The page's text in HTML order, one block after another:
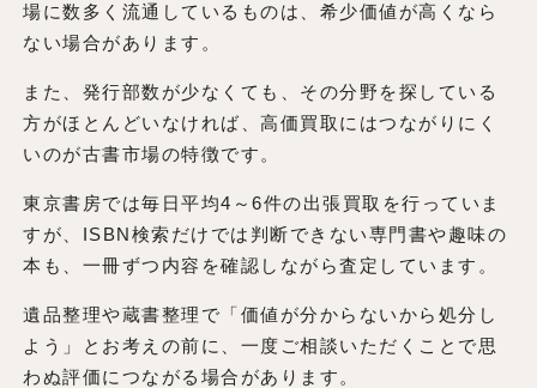
場に数多く流通しているものは、希少価値が高くなら
ない場合があります。
また、発行部数が少なくても、その分野を探している
方がほとんどいなければ、高価買取にはつながりにく
いのが古書市場の特徴です。
東京書房では毎日平均4～6件の出張買取を行っていま
すが、ISBN検索だけでは判断できない専門書や趣味の
本も、一冊ずつ内容を確認しながら査定しています。
遺品整理や蔵書整理で「価値が分からないから処分し
よう」とお考えの前に、一度ご相談いただくことで思
わぬ評価につながる場合があります。